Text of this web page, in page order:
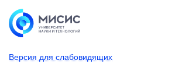
Версия для слабовидящих